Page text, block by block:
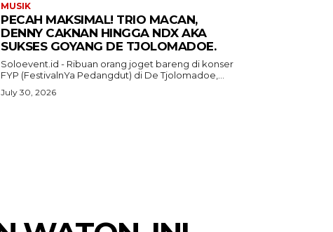
MUSIK
PECAH MAKSIMAL! TRIO MACAN,
DENNY CAKNAN HINGGA NDX AKA
SUKSES GOYANG DE TJOLOMADOE.
Soloevent.id - Ribuan orang joget bareng di konser
FYP (FestivalnYa Pedangdut) di De Tjolomadoe,...
July 30, 2026